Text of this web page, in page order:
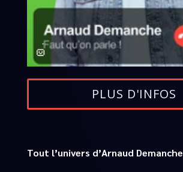
PLUS D'INFOS
Tout l’univers d’Arnaud Demanche